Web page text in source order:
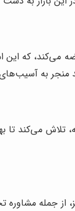
می‌کند، که
منجر به
تلاش می‌کند تا
از جمله